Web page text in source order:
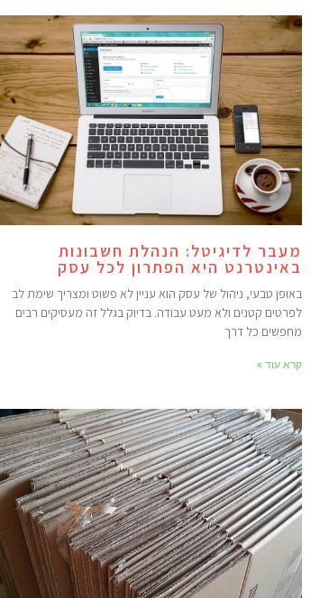
מעבר לדיגיטל: הנהלת חשבונות
באינטרנט היא הפתרון לכל עסק
באופן טבעי, ניהול של עסק הוא עניין לא פשוט ומצריך שימת לב
לפרטים קטנים ולא מעט עבודה. בדיוק בגלל זה מעסיקים רבים
מחפשים כל דרך
קרא עוד »